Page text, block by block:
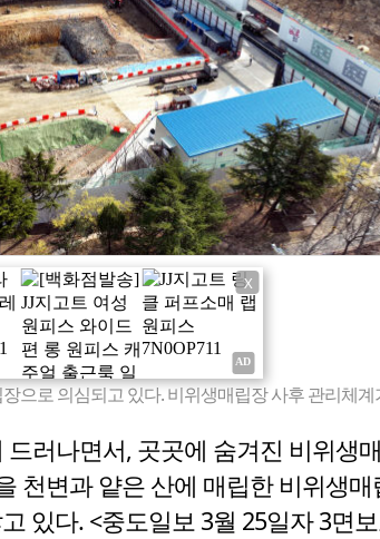
X
로 의심되고 있다. 비위생매립장 사후 관리체
러나면서, 곳곳에 숨겨진 비위생
천변과 얕은 산에 매립한 비위생
있다. <중도일보 3월 25일자 3면